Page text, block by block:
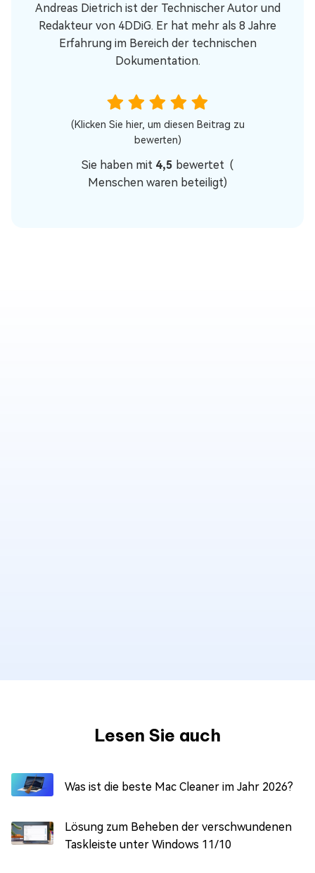
Andreas Dietrich ist der Technischer Autor und
Redakteur von 4DDiG. Er hat mehr als 8 Jahre
Erfahrung im Bereich der technischen
Dokumentation.
(Klicken Sie hier, um diesen Beitrag zu
bewerten)
Sie haben mit 4,5 bewertet (
Menschen waren beteiligt)
Lesen Sie auch
Was ist die beste Mac Cleaner im Jahr 2026?
Lösung zum Beheben der verschwundenen
Taskleiste unter Windows 11/10